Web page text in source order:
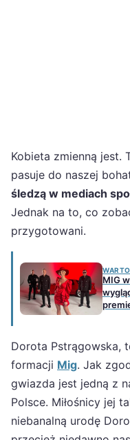
Kobieta zmienną jest.
pasuje do naszej
śledzą w mediach
Jednak na to, co
przygotowani.
MIG
Dorota Pstrągowska,
formacji Mig. Jak
gwiazda jest jedną z
Polsce. Miłośnicy jej
niebanalną urodę